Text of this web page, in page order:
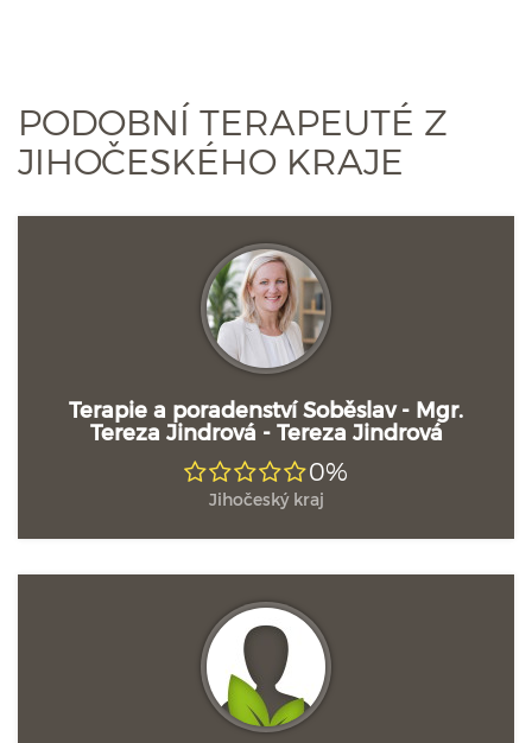
PODOBNÍ TERAPEUTÉ Z
JIHOČESKÉHO KRAJE
Terapie a poradenství Soběslav - Mgr.
Tereza Jindrová - Tereza Jindrová
0%
Jihočeský kraj